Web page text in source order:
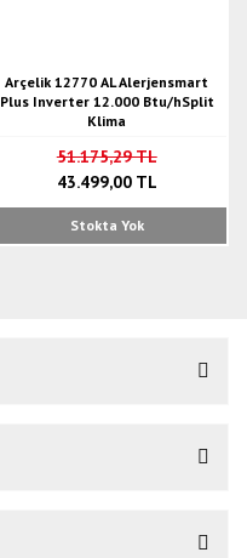
Arçelik 12770 AL Alerjensmart
Plus Inverter 12.000 Btu/hSplit
Klima
51.175,29 TL
43.499,00 TL
Stokta Yok